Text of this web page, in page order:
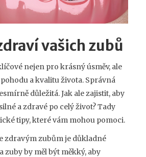
vašich zubů
nejen pro krásný úsměv, ale
a kvalitu života. Správná
důležitá. Jak ale zajistit, aby
a zdravé po celý život? Tady
tipy, které vám mohou pomoci.
zdravým zubům je důkladné
zuby by měl být měkký, aby